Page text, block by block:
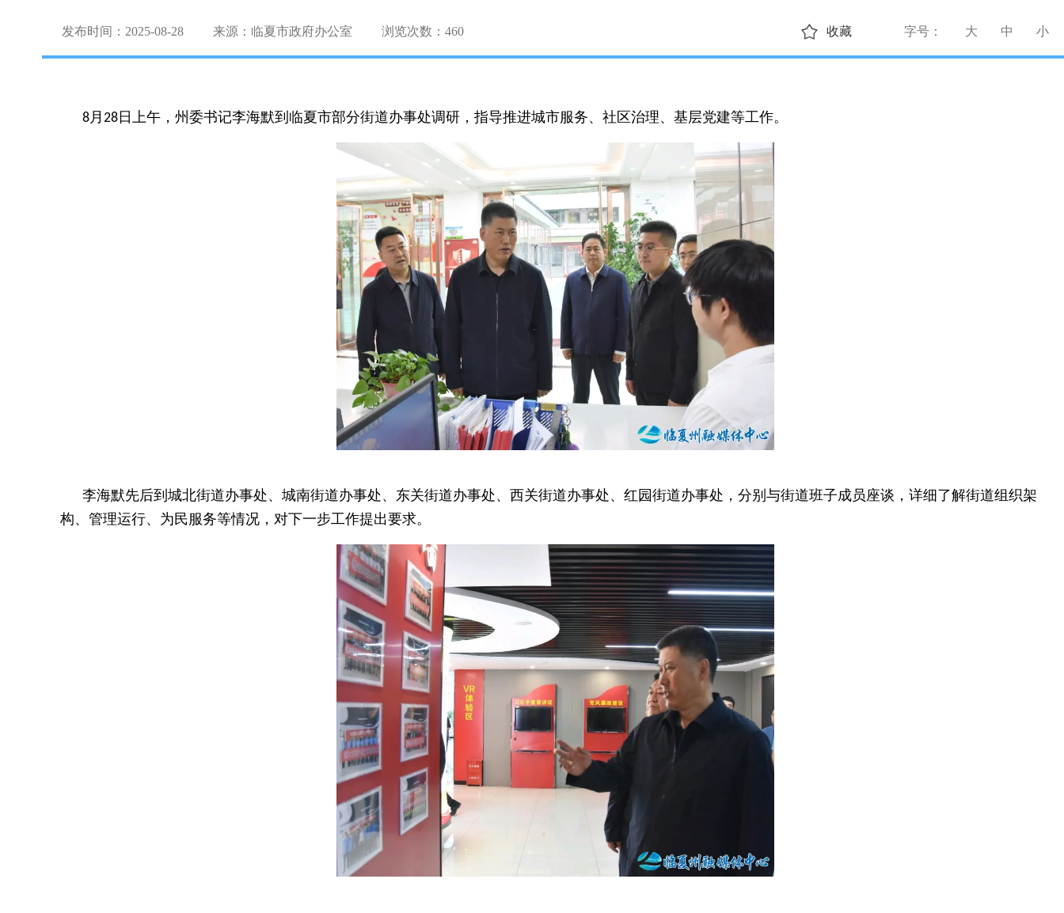
发布时间：2025-08-28 来源：临夏市政府办公室 浏览次数： 460 字号： 大 中 小
收藏
8月 28 日上午，州委书记李海默到临夏市部分街道办事处调研，指导推进城市服务、社区治理、基层党建等工作。
李海默先后到城北街道办事处、城南街道办事处、东关街道办事处、西关街道办事处、红园街道办事处，分别与街道班子成员座谈，详细了解街道组织架
构、管理运行、为民服务等情况，对下一步工作提出要求。